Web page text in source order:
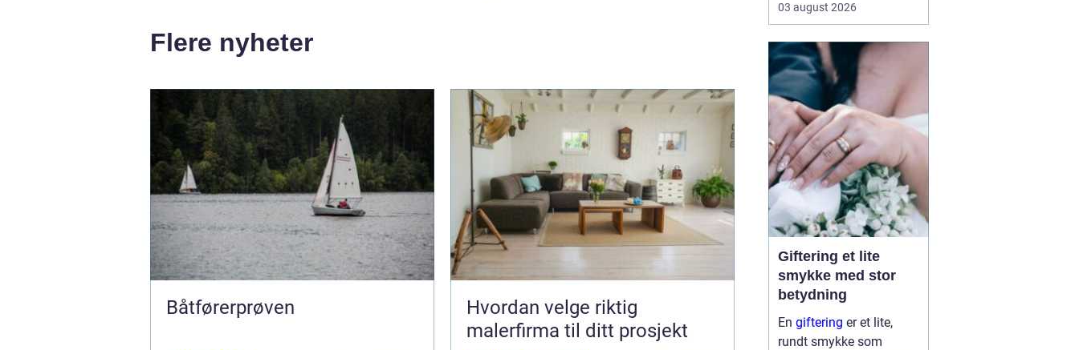
Flere nyheter
Båtførerprøven
Hvordan velge riktig
malerfirma til ditt prosjekt
levetiden på bygget,
og spare både tid og
penger. Samtidig kan feil
valg gi ekstra
kostnader,...
03 august 2026
Giftering et lite
smykke med stor
betydning
En giftering er et lite,
rundt smykke som